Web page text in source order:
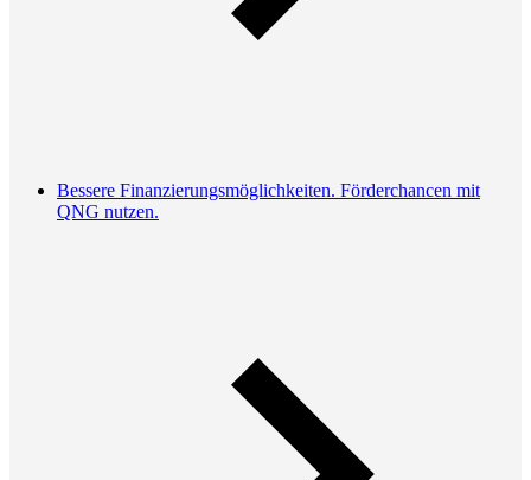
Bessere Finanzierungsmöglichkeiten. Förderchancen mit
QNG nutzen.